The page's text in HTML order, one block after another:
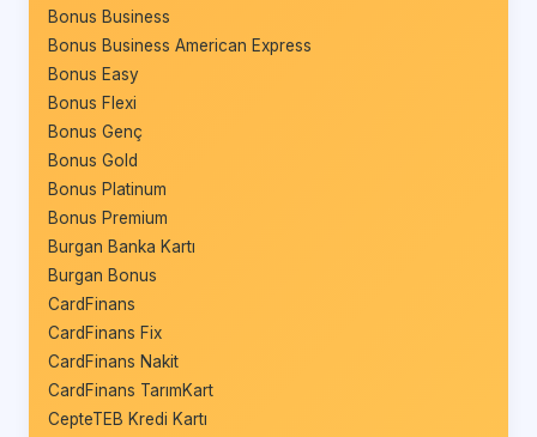
Bonus Business
Bonus Business American Express
Bonus Easy
Bonus Flexi
Bonus Genç
Bonus Gold
Bonus Platinum
Bonus Premium
Burgan Banka Kartı
Burgan Bonus
CardFinans
CardFinans Fix
CardFinans Nakit
CardFinans TarımKart
CepteTEB Kredi Kartı